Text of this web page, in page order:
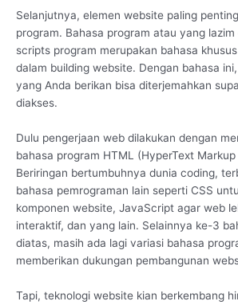
Selanjutnya, elemen website paling
program. Bahasa program atau yang
scripts program merupakan bahasa
dalam building website. Dengan bahasa
yang Anda berikan bisa diterjemahkan
diakses.
Dulu pengerjaan web dilakukan dengan
bahasa program HTML (HyperText
Beriringan bertumbuhnya dunia coding,
bahasa pemrograman lain seperti CSS
komponen website, JavaScript agar web
interaktif, dan yang lain. Selainnya ke-3
diatas, masih ada lagi variasi bahasa
memberikan dukungan pembangunan
Tapi, teknologi website kian berkembang